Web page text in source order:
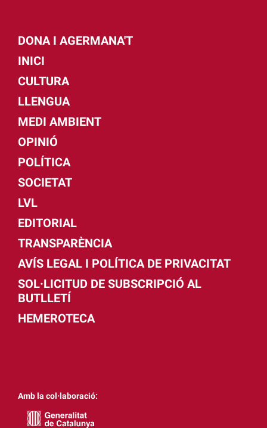
DONA I AGERMANA'T
INICI
CULTURA
LLENGUA
MEDI AMBIENT
OPINIÓ
POLÍTICA
SOCIETAT
LVL
EDITORIAL
TRANSPARÈNCIA
AVÍS LEGAL I POLÍTICA DE PRIVACITAT
SOL·LICITUD DE SUBSCRIPCIÓ AL
BUTLLETÍ
HEMEROTECA
Amb la col·laboració: